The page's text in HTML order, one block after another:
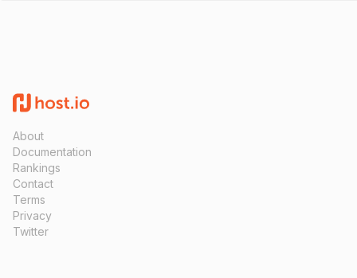
About
Documentation
Rankings
Contact
Terms
Privacy
Twitter